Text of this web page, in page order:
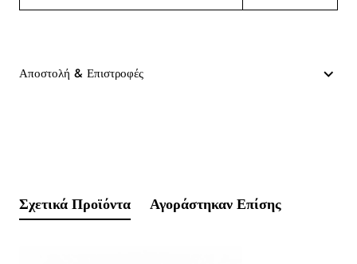
Αποστολή & Επιστροφές
Σχετικά Προϊόντα Αγοράστηκαν Επίσης